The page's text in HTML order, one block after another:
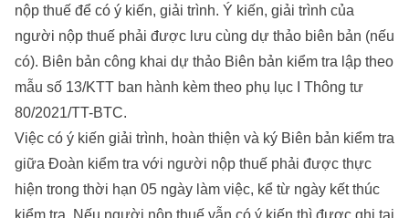
nộp thuế để có ý kiến, giải trình. Ý kiến, giải trình của
người nộp thuế phải được lưu cùng dự thảo biên bản (nếu
có). Biên bản công khai dự thảo Biên bản kiểm tra lập theo
mẫu số 13/KTT ban hành kèm theo phụ lục I Thông tư
80/2021/TT-BTC.
Việc có ý kiến giải trình, hoàn thiện và ký Biên bản kiểm tra
giữa Đoàn kiểm tra với người nộp thuế phải được thực
hiện trong thời hạn 05 ngày làm việc, kể từ ngày kết thúc
kiểm tra. Nếu người nộp thuế vẫn có ý kiến thì được ghi tại